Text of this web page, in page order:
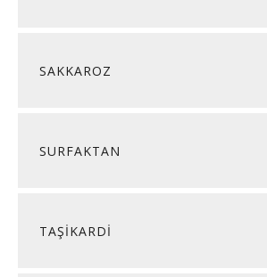
SAKKAROZ
SURFAKTAN
TAŞİKARDİ